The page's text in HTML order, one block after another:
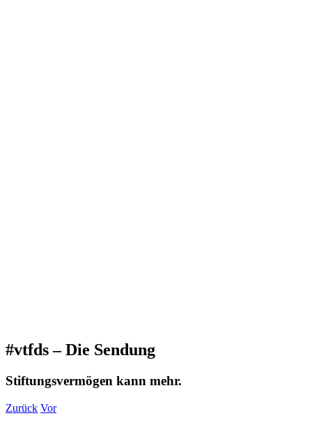
#vtfds – Die Sendung
Stiftungsvermögen kann mehr.
Zurück Vor